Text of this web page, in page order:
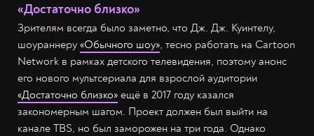
«Достаточно близко»
Зрителям всегда было заметно, что Дж. Дж. Куинтелу,
шоураннеру «Обычного шоу», тесно работать на Cartoon
Network в рамках детского телевидения, поэтому анонс
его нового мультсериала для взрослой аудитории
«Достаточно близко» ещё в 2017 году казался
закономерным шагом. Проект должен был выйти на
канале TBS, но был заморожен на три года. Однако